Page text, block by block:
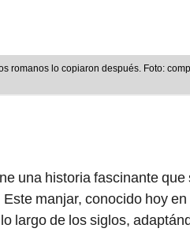
romanos lo copiaron después. Foto:
una historia fascinante que
Este manjar, conocido hoy
largo de los siglos,